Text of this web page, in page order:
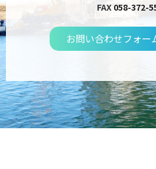
FAX 058-372-
お問い合わせフォー